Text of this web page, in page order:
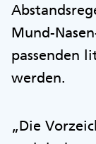
Mund-
passenden
werden.
„Die